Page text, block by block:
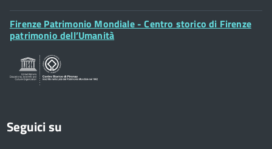
Posta Elettronica Certificata
Footer
Widget
Firenze Patrimonio Mondiale - Centro storico di Firenze
patrimonio dell’Umanità
Seguici su